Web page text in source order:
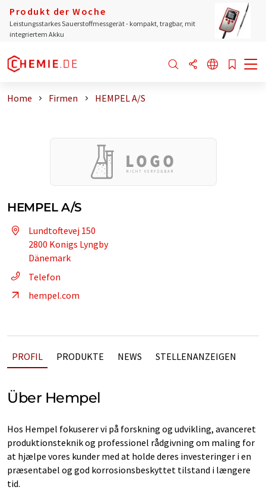
Produkt der Woche
Leistungsstarkes Sauerstoffmessgerät - kompakt, tragbar, mit
integriertem Akku
Home Firmen HEMPEL A/S
HEMPEL A/S
Lundtoftevej 150
2800 Konigs Lyngby
Dänemark
Telefon
hempel.com
PROFIL PRODUKTE NEWS STELLENANZEIGEN
Über Hempel
Hos Hempel fokuserer vi på forskning og udvikling, avanceret
produktionsteknik og professionel rådgivning om maling for
at hjælpe vores kunder med at holde deres investeringer i en
præsentabel og god korrosionsbeskyttet tilstand i længere
tid.